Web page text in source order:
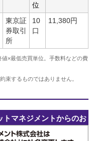
位
東京証
券取引
所
10
口
11,380円
×最低売買単位。手数料などの費
束するものではありません。
マネジメントからのお